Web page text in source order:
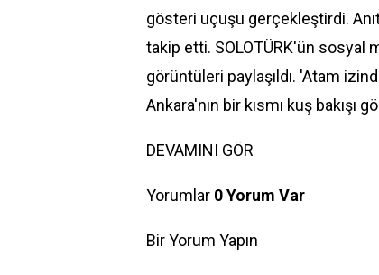
gösteri uçuşu gerçekleştirdi.
takip etti. SOLOTÜRK'ün sosyal
görüntüleri paylaşıldı. 'Atam
Ankara'nın bir kısmı kuş bakışı
DEVAMINI GÖR
Yorumlar 0 Yorum Var
Bir Yorum Yapın